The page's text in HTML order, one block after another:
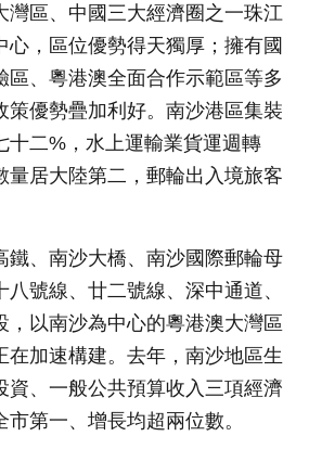
灣區、中國三大經濟圈之一珠江
心，區位優勢得天獨厚；擁有國
區、粵港澳全面合作示範區等多
策優勢疊加利好。南沙港區集裝
十二%，水上運輸業貨運週轉
量居大陸第二，郵輪出入境旅客
鐵、南沙大橋、南沙國際郵輪母
號線、廿二號線、深中通道、
，以南沙為中心的粵港澳大灣區
在加速構建。去年，南沙地區生
資、一般公共預算收入三項經濟
第一、增長均超兩位數。